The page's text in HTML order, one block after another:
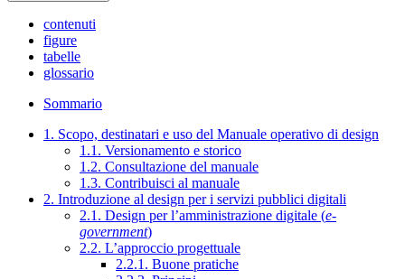
contenuti
figure
tabelle
glossario
Sommario
1. Scopo, destinatari e uso del Manuale operativo di design
1.1. Versionamento e storico
1.2. Consultazione del manuale
1.3. Contribuisci al manuale
2. Introduzione al design per i servizi pubblici digitali
2.1. Design per l’amministrazione digitale (e-
government)
2.2. L’approccio progettuale
2.2.1. Buone pratiche